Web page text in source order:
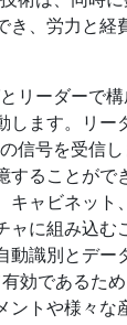
き、労力と経
リーダーで
します。リー
信号を受信
することがで
キャビネット
ャに組み込む
動識別とデー
有効であるた
ントや様々な